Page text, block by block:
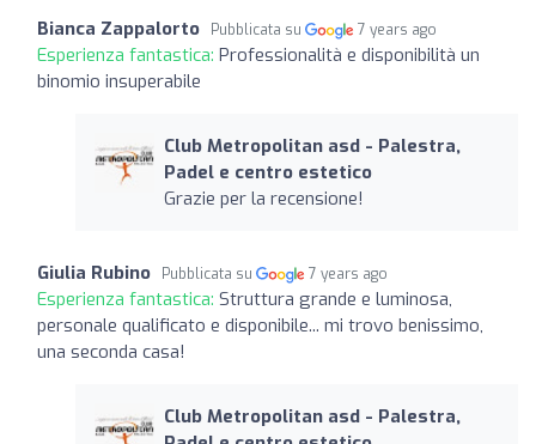
Bianca Zappalorto Pubblicata su 7 years ago
Esperienza fantastica: Professionalità e disponibilità un
binomio insuperabile
Club Metropolitan asd - Palestra,
Padel e centro estetico
Grazie per la recensione!
Giulia Rubino Pubblicata su 7 years ago
Esperienza fantastica: Struttura grande e luminosa,
personale qualificato e disponibile... mi trovo benissimo,
una seconda casa!
Club Metropolitan asd - Palestra,